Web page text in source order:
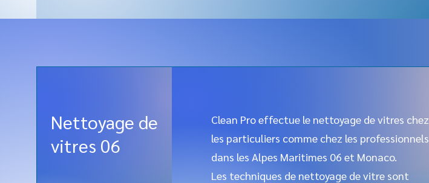
Nettoyage de
vitres 06
Clean Pro effectue le nettoyage de vitres chez
les particuliers comme chez les professionnels
dans les Alpes Maritimes 06 et Monaco.
Les techniques de nettoyage de vitre sont